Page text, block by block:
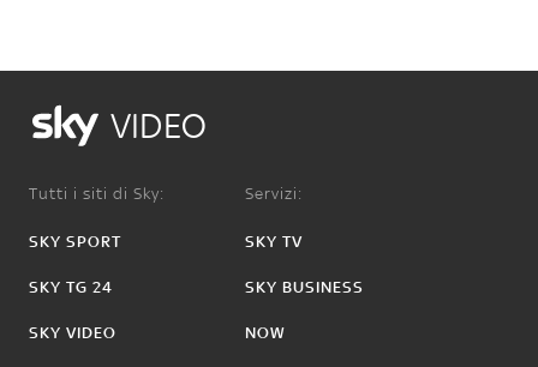
VIDEO
Tutti i siti di Sky:
SKY SPORT
SKY TG 24
SKY VIDEO
Servizi:
SKY TV
SKY BUSINESS
NOW